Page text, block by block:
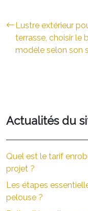
Lustre extérieur
terrasse, choisir le
modèle selon son
Actualités du
Quel est le tarif
projet ?
Les étapes
pelouse ?